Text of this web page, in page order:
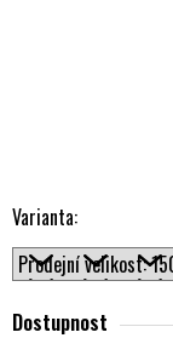
Varianta:
Dostupnost